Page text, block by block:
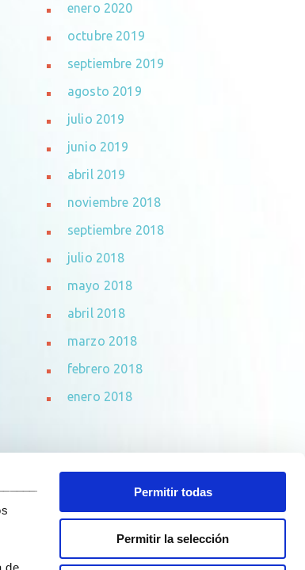
Permitir todas
Permitir la selección
enero 2020
octubre 2019
septiembre 2019
agosto 2019
julio 2019
junio 2019
abril 2019
noviembre 2018
septiembre 2018
julio 2018
mayo 2018
abril 2018
marzo 2018
febrero 2018
enero 2018